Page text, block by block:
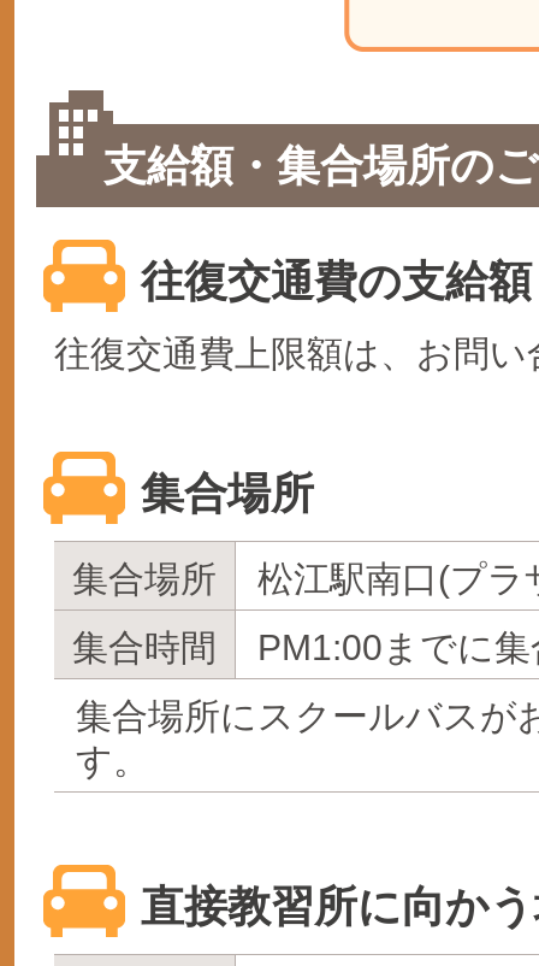
支給額・集合場所の
往復交通費の支給額
往復交通費上限額は、お問
集合場所
集合場所
松江駅南口(プラ
集合時間
PM1:00までに集
集合場所にスクールバスが
す。
直接教習所に向か